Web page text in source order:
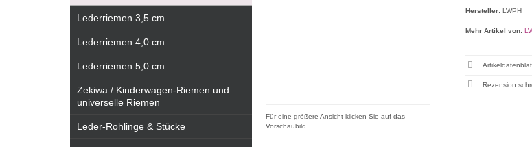
Für eine größere Ansicht klicken Sie auf das
Vorschaubild
Hersteller: LWPH
Mehr Artikel von:
Rezension
Lederriemen 3,5 cm
Lederriemen 4,0 cm
Lederriemen 5,0 cm
Zekiwa / Kinderwagen-Riemen und
universelle Riemen
Leder-Rohlinge & Stücke